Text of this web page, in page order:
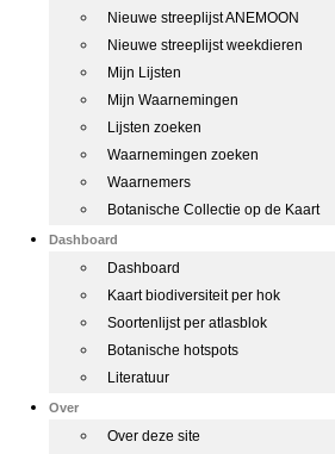
Nieuwe streeplijst ANEMOON
Nieuwe streeplijst weekdieren
Mijn Lijsten
Mijn Waarnemingen
Lijsten zoeken
Waarnemingen zoeken
Waarnemers
Botanische Collectie op de Kaart
Dashboard
Dashboard
Kaart biodiversiteit per hok
Soortenlijst per atlasblok
Botanische hotspots
Literatuur
Over
Over deze site